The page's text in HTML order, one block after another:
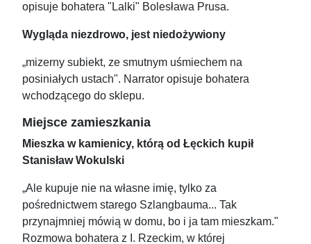
opisuje bohatera "Lalki" Bolesława Prusa.
Wygląda niezdrowo, jest niedożywiony
„mizerny subiekt, ze smutnym uśmiechem na
posiniałych ustach". Narrator opisuje bohatera
wchodzącego do sklepu.
Miejsce zamieszkania
Mieszka w kamienicy, którą od Łęckich kupił
Stanisław Wokulski
„Ale kupuje nie na własne imię, tylko za
pośrednictwem starego Szlangbauma... Tak
przynajmniej mówią w domu, bo i ja tam mieszkam."
Rozmowa bohatera z I. Rzeckim, w której